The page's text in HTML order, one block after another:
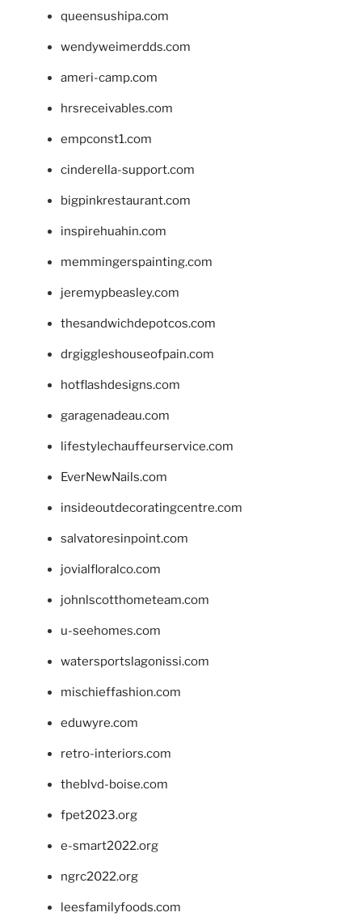
queensushipa.com
wendyweimerdds.com
ameri-camp.com
hrsreceivables.com
empconst1.com
cinderella-support.com
bigpinkrestaurant.com
inspirehuahin.com
memmingerspainting.com
jeremypbeasley.com
thesandwichdepotcos.com
drgiggleshouseofpain.com
hotflashdesigns.com
garagenadeau.com
lifestylechauffeurservice.com
EverNewNails.com
insideoutdecoratingcentre.com
salvatoresinpoint.com
jovialfloralco.com
johnlscotthometeam.com
u-seehomes.com
watersportslagonissi.com
mischieffashion.com
eduwyre.com
retro-interiors.com
theblvd-boise.com
fpet2023.org
e-smart2022.org
ngrc2022.org
leesfamilyfoods.com